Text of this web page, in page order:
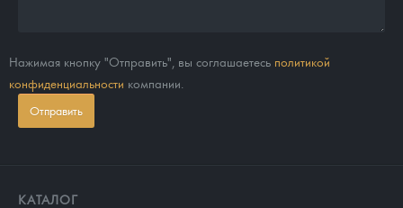
Нажимая кнопку "Отправить", вы соглашаетесь политикой
конфиденциальности компании.
Отправить
КАТАЛОГ